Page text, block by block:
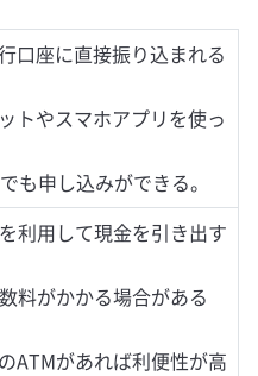
口座に直接振り込まれる
トやスマホアプリを使っ
も申し込みができる。
利用して現金を引き出す
料がかかる場合がある
ATMがあれば利便性が高